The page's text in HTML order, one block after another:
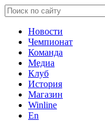
Новости
Чемпионат
Команда
Медиа
Клуб
История
Магазин
Winline
En